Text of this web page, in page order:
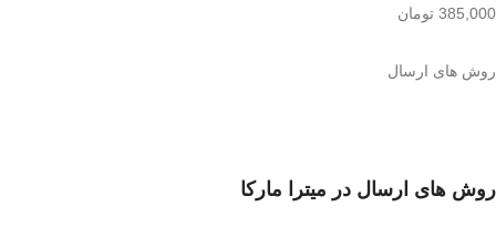
385,000 تومان
روش های ارسال
روش های ارسال در میترا مارکا